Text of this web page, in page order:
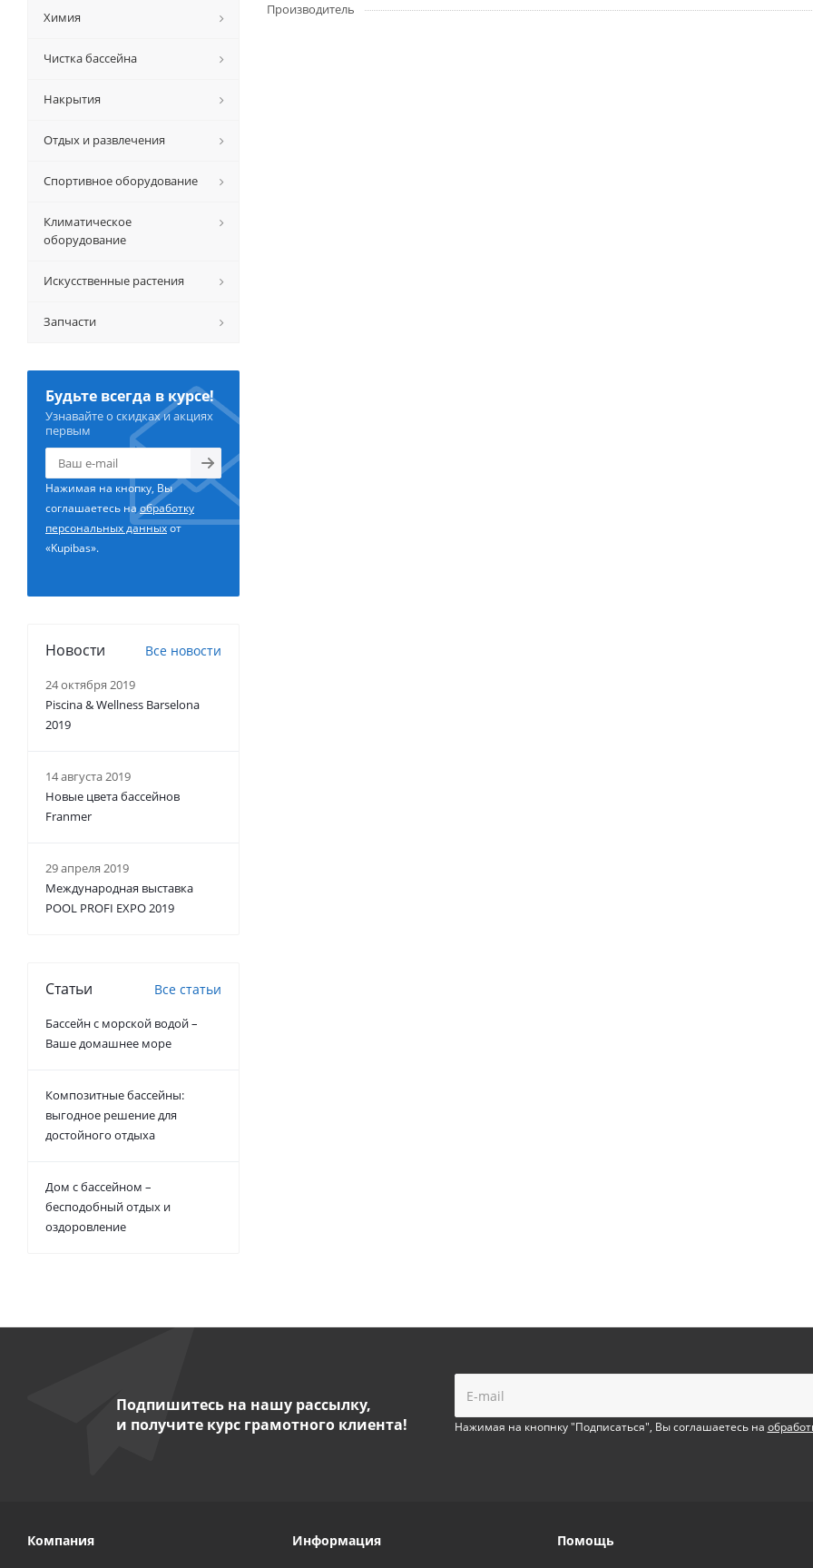
Производитель
Химия
Чистка бассейна
Накрытия
Отдых и развлечения
Спортивное оборудование
Климатическое
оборудование
Искусственные растения
Запчасти
Будьте всегда в курсе!
Узнавайте о скидках и акциях
первым
Нажимая на кнопку, Вы
соглашаетесь наобработку
персональных данныхот
«Kupibas».
Новости Все новости
24 октября 2019
Piscina & Wellness Barselona
2019
14 августа 2019
Новые цвета бассейнов
Franmer
29 апреля 2019
Международная выставка
POOL PROFI EXPO 2019
Статьи Все статьи
Бассейн с морской водой –
Ваше домашнее море
Композитные бассейны:
выгодное решение для
достойного отдыха
Дом с бассейном –
бесподобный отдых и
оздоровление
Подпишитесь на нашу рассылку,
и получите курс грамотного клиента!
Нажимая на кнопнку "Подписаться", Вы соглашаетесь на
Компания Информация Помощь